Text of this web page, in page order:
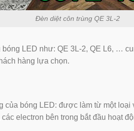
Đèn diệt côn trùng QE 3L-2
LED như: QE 3L-2, QE L6, …
hàng lựa chọn.
của bóng LED: được làm từ một
electron bên trong bắt đầu hoạt